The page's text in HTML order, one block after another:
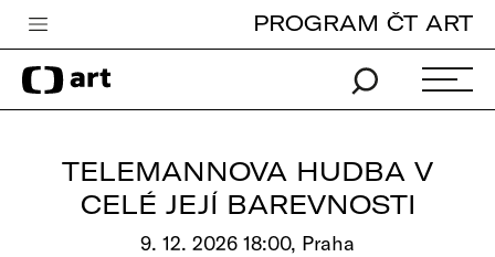
Česká televize
Zpravodajství
iVysílání
PROGRAM ČT ART
TELEMANNOVA HUDBA V
CELÉ JEJÍ BAREVNOSTI
9. 12. 2026 18:00, Praha